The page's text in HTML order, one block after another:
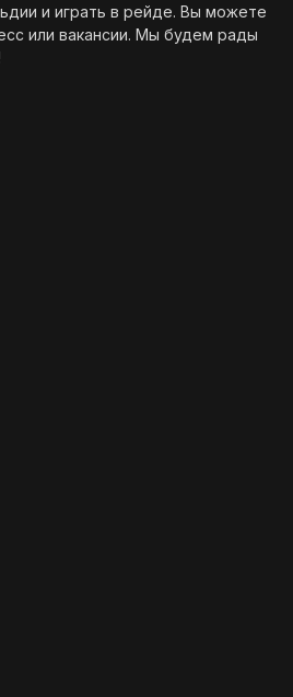
и играть в рейде. Вы можете
или вакансии. Мы будем рады